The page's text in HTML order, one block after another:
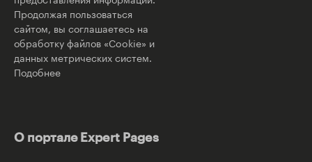
Продолжая пользоваться
сайтом, вы соглашаетесь на
обработку файлов «Cookie» и
данных метрических систем.
Подобнее
О портале Expert Pages